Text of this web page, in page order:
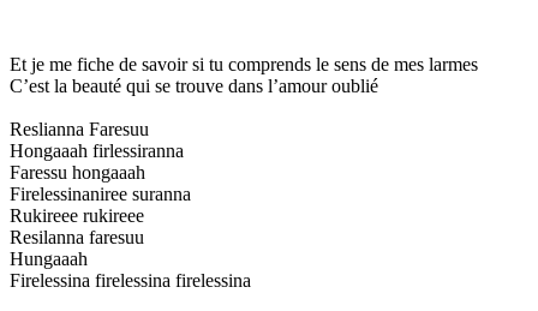
Et je me fiche de savoir si tu comprends le sens de mes larmes
C’est la beauté qui se trouve dans l’amour oublié
Reslianna Faresuu
Hongaaah firlessiranna
Faressu hongaaah
Firelessinaniree suranna
Rukireee rukireee
Resilanna faresuu
Hungaaah
Firelessina firelessina firelessina